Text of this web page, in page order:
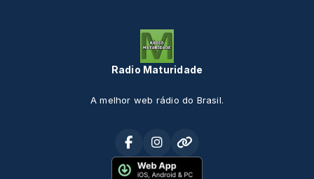
Radio Maturidade
A melhor web rádio do Brasil.